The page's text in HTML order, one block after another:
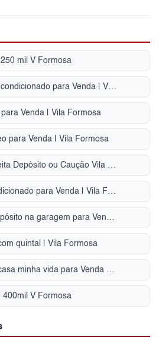
mil V Formosa
Apartamento com ar condicionado para Venda | Vila Formosa
Venda | Vila Formosa
para Venda | Vila Formosa
Alugar Casa Que Aceita Depósito ou Caução Vila Formosa - SP
Sobrado com ar condicionado para Venda | Vila Formosa
Apartamento com depósito na garagem para Venda | Vila Formosa
quintal | Vila Formosa
Apartamento minha casa minha vida para Venda | Vila Formosa
400mil V Formosa